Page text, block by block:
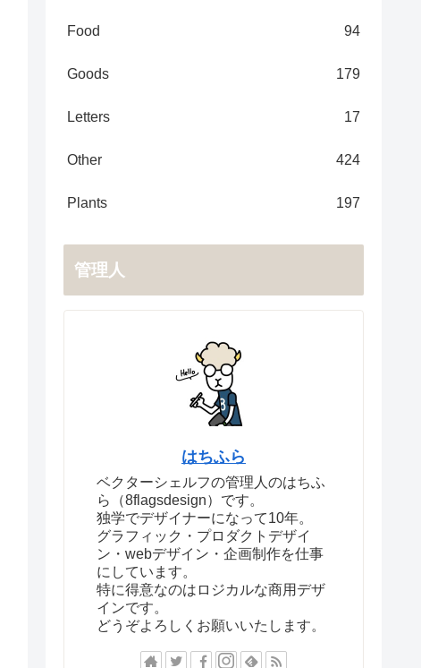
Food 94
Goods 179
Letters 17
Other 424
Plants 197
管理人
はちふら
ベクターシェルフの管理人のはちふ
ら（8flagsdesign）です。
独学でデザイナーになって10年。
グラフィック・プロダクトデザイ
ン・webデザイン・企画制作を仕事
にしています。
特に得意なのはロジカルな商用デザ
インです。
どうぞよろしくお願いいたします。